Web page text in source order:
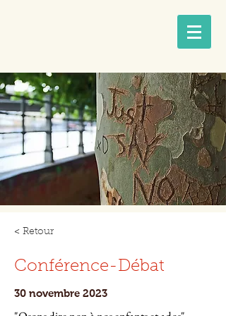
< Retour
Conférence-Débat
30 novembre 2023